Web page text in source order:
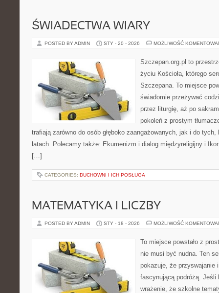
ŚWIADECTWA WIARY
POSTED BY ADMIN STY - 20 - 2026 MOŻLIWOŚĆ
Szczepan.org.pl to
życiu Kościoła, którego
Szczepana. To miejsce
świadomie przeżywać
przez liturgię, aż po
pokoleń z prostym
trafiają zarówno do osób głęboko zaangażowanych, jak i do
latach. Polecamy także: Ekumenizm i dialog międzyreligijny i
[…]
CATEGORIES: DUCHOWNI I ICH POSŁUGA
MATEMATYKA I LICZBY
POSTED BY ADMIN STY - 18 - 2026 MOŻLIWOŚĆ
To miejsce powstało z
nie musi być nudna. Ten
pokazuje, że przyswajanie
fascynującą podróżą. Jeśli
wrażenie, że szkolne